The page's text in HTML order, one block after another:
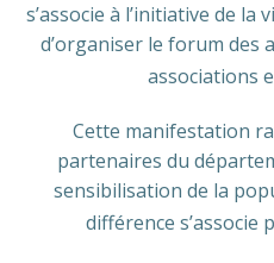
s’associe à l’initiative de
d’organiser le forum des
associations
Cette manifestation
partenaires du
sensibilisation de la
différence s’associe